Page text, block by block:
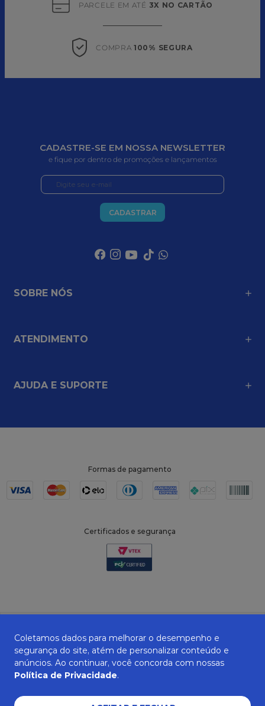
PARCELE EM ATÉ 3X NO CARTÃO
COMPRA 100% SEGURA
CADASTRE-SE EM NOSSA NEWSLETTER
e fique por dentro de promoções e lançamentos
CADASTRAR
SOBRE NÓS
ATENDIMENTO
AJUDA E SUPORTE
Formas de pagamento
Certificados e segurança
ZANEPAN 2022 | CNPJ: 04.319.228/0001-08 | AVENIDA MAURO MIRANDA
29309-712
Coletamos dados para melhorar o desempenho e
segurança do site, atém de personalizar conteúdo e
anúncios. Ao continuar, você concorda com nossas
Política de Privacidade.